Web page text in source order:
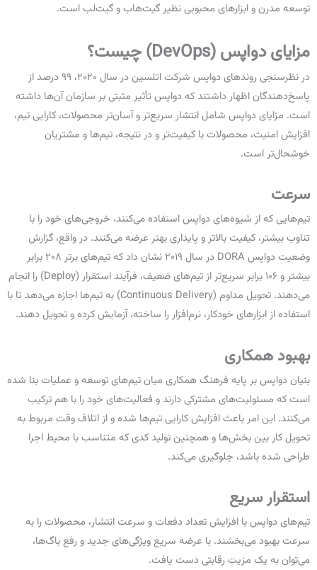
توسعه مدرن و ابزارهای محبوبی نظیر گیت‌هاب و گیت‌لب است.
مزایای دواپس (DevOps) چیست؟
در نظرسنجی روندهای دواپس شرکت اتلسین در سال ۲۰۲۰، ۹۹ درصد از
پاسخ‌دهندگان اظهار داشتند که دواپس تأثیر مثبتی بر سازمان آن‌ها داشته
است. مزایای دواپس شامل انتشار سریع‌تر و آسان‌تر محصولات، کارایی تیم،
افزایش امنیت، محصولات با کیفیت‌تر و در نتیجه، تیم‌ها و مشتریان
خوشحال‌تر است.
سرعت
تیم‌هایی که از شیوه‌های دواپس استفاده می‌کنند، خروجی‌های خود را با
تناوب بیشتر، کیفیت بالاتر و پایداری بهتر عرضه می‌کنند. در واقع، گزارش
وضعیت دواپس DORA در سال ۲۰۱۹ نشان داد که تیم‌های برتر ۲۰۸ برابر
بیشتر و ۱۰۶ برابر سریع‌تر از تیم‌های ضعیف، فرآیند استقرار (Deploy) را انجام
می‌دهند. تحویل مداوم (Continuous Delivery) به تیم‌ها اجازه می‌دهد تا با
استفاده از ابزارهای خودکار، نرم‌افزار را ساخته، آزمایش کرده و تحویل دهند.
بهبود همکاری
بنیان دواپس بر پایه فرهنگ همکاری میان تیم‌های توسعه و عملیات بنا شده
است که مسئولیت‌های مشترکی دارند و فعالیت‌های خود را با هم ترکیب
می‌کنند. این امر باعث افزایش کارایی تیم‌ها شده و از اتلاف وقت مربوط به
تحویل کار بین بخش‌ها و همچنین تولید کدی که متناسب با محیط اجرا
طراحی شده باشد، جلوگیری می‌کند.
استقرار سریع
تیم‌های دواپس با افزایش تعداد دفعات و سرعت انتشار، محصولات را به
سرعت بهبود می‌بخشند. با عرضه سریع ویژگی‌های جدید و رفع باگ‌ها،
می‌توان به یک مزیت رقابتی دست یافت.